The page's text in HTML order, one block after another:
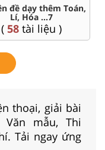
đề dạy thêm Toán,
Lí, Hóa ...7
( 58tài liệu )
thoại, giải bài
Văn mẫu, Thi
Tải ngay ứng